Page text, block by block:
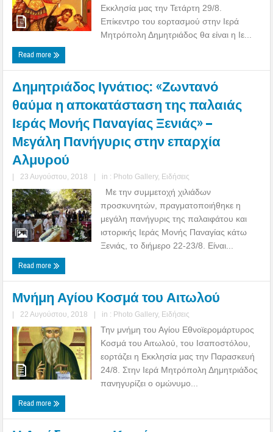
Εκκλησία μας την Τετάρτη 29/8.
Επίκεντρο του εορτασμού στην Ιερά
Μητρόπολη Δημητριάδος θα είναι η Ιε...
Read more
Δημητριάδος Ιγνάτιος: «Ζωντανό
θαύμα η αποκατάσταση της παλαιάς
Ιεράς Μονής Παναγίας Ξενιάς» –
Μεγάλη Πανήγυρις στην επαρχία
Αλμυρού
| 23 Αυγούστου, 2018 | in : Photo Gallery, Ειδήσεις
Με την συμμετοχή χιλιάδων
προσκυνητών, πραγματοποιήθηκε η
μεγάλη πανήγυρις της παλαιφάτου και
ιστορικής Ιεράς Μονής Παναγίας κάτω
Ξενιάς, το διήμερο 22-23/8. Είναι...
Read more
Μνήμη Αγίου Κοσμά του Αιτωλού
| 22 Αυγούστου, 2018 | in : Photo Gallery, Ειδήσεις
Την μνήμη του Αγίου Εθνοϊερομάρτυρος
Κοσμά του Αιτωλού, του Ισαποστόλου,
εορτάζει η Εκκλησία μας την Παρασκευή
24/8. Στην Ιερά Μητρόπολη Δημητριάδος
πανηγυρίζει ο ομώνυμο...
Read more